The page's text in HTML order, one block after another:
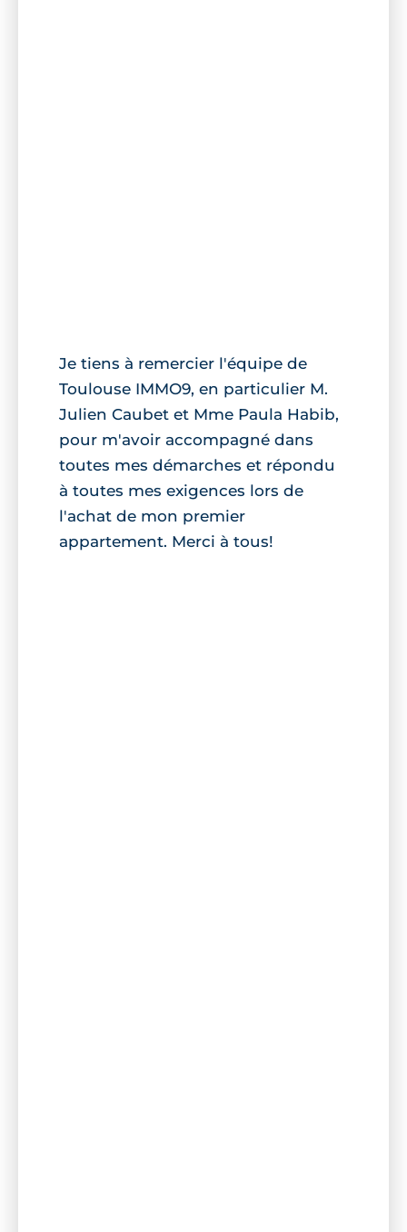
Je tiens à remercier l'équipe de
Toulouse IMMO9, en particulier M.
Julien Caubet et Mme Paula Habib,
pour m'avoir accompagné dans
toutes mes démarches et répondu
à toutes mes exigences lors de
l'achat de mon premier
appartement. Merci à tous!